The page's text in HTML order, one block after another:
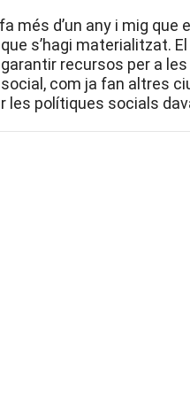
més d’un any i mig que
s’hagi materialitzat.
recursos per a
com ja fan altres
les polítiques socials